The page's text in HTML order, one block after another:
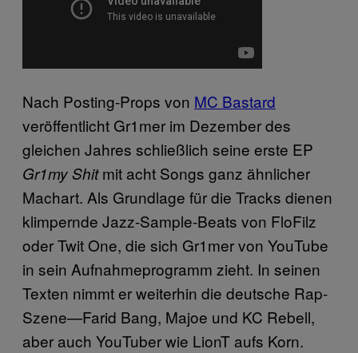
Nach Posting-Props von MC Bastard
veröffentlicht Gr1mer im Dezember des
gleichen Jahres schließlich seine erste EP
Gr1my Shitmit acht Songs ganz ähnlicher
Machart. Als Grundlage für die Tracks dienen
klimpernde Jazz-Sample-Beats von FloFilz
oder Twit One, die sich Gr1mer von YouTube
in sein Aufnahmeprogramm zieht. In seinen
Texten nimmt er weiterhin die deutsche Rap-
Szene—Farid Bang, Majoe und KC Rebell,
aber auch YouTuber wie LionT aufs Korn.